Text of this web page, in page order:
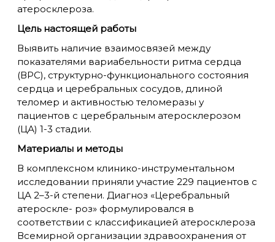
атеросклероза.
Цель настоящей работы
Выявить наличие взаимосвязей между
показателями вариабельности ритма сердца
(ВРС), структурно-функционального состояния
сердца и церебральных сосудов, длиной
теломер и активностью теломеразы у
пациентов с церебральным атеросклерозом
(ЦА) 1-3 стадии.
Материалы и методы
В комплексном клинико-инструментальном
исследовании приняли участие 229 пациентов с
ЦА 2–3-й степени. Диагноз «Церебральный
атероскле- роз» формулировался в
соответствии с классификацией атеросклероза
Всемирной организации здравоохранения от